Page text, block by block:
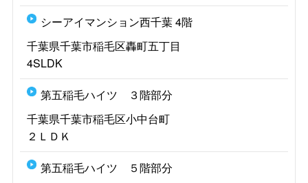
シーアイマンション西千葉 4階
千葉県千葉市稲毛区轟町五丁目
4SLDK
第五稲毛ハイツ ３階部分
千葉県千葉市稲毛区小中台町
２ＬＤＫ
第五稲毛ハイツ ５階部分